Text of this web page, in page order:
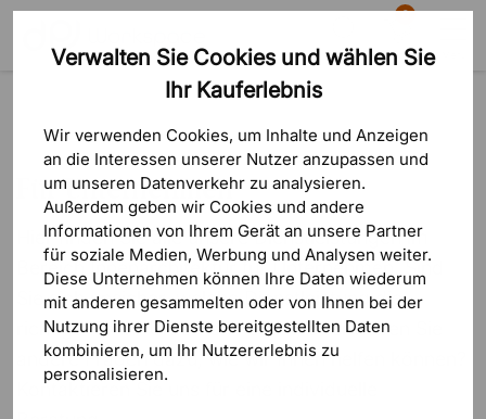
Verwalten Sie Cookies und wählen Sie
Ihr Kauferlebnis
Wir verwenden Cookies, um Inhalte und Anzeigen
an die Interessen unserer Nutzer anzupassen und
um unseren Datenverkehr zu analysieren.
Außerdem geben wir Cookies und andere
Informationen von Ihrem Gerät an unsere Partner
für soziale Medien, Werbung und Analysen weiter.
Diese Unternehmen können Ihre Daten wiederum
mit anderen gesammelten oder von Ihnen bei der
Nutzung ihrer Dienste bereitgestellten Daten
kombinieren, um Ihr Nutzererlebnis zu
personalisieren.
Suche
0
Warenkorb
Für Unternehmen
Hier finden Sie alle unsere Dienstleistungen im
Bereich Innenarchitektur für Unternehmen. Sind
Sie sich unsicher, welche Dienstleistung die
richtige für Ihr Unternehmen ist, oder haben Sie
andere Fragen dazu, wie wir Ihnen helfen können?
Kontaktieren Sie uns für eine individuelle